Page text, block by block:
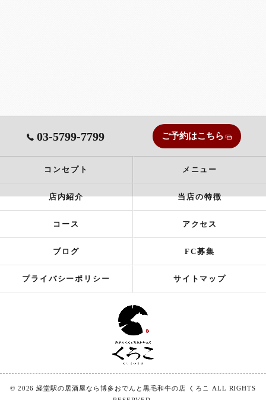
03-5799-7799 ご予約はこちら
コンセプト メニュー
店内紹介 当店の特徴
コース アクセス
ブログ FC募集
プライバシーポリシー サイトマップ
© 2026 経堂駅の居酒屋なら博多おでんと黒毛和牛の店 くろこ ALL RIGHTS